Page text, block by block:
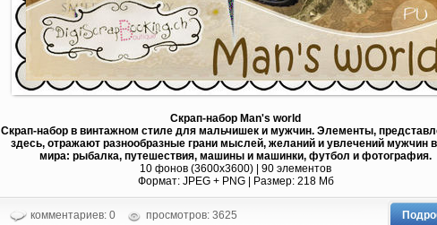
Скрап-набор Man's world
Скрап-набор в винтажном стиле для мальчишек и мужчин. Элементы,
здесь, отражают разнообразные грани мыслей, желаний и увлечений мужчин
мира: рыбалка, путешествия, машины и машинки, футбол и фотография.
10 фонов (3600х3600) | 90 элементов
Формат: JPEG + PNG | Размер: 218 Mб
комментариев: 0 просмотров: 3625